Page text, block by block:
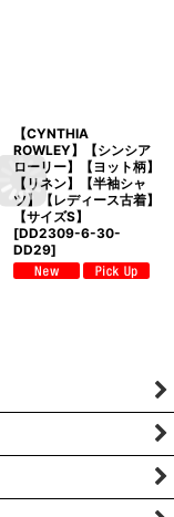
【CYNTHIA
ROWLEY】【シンシア
ローリー】【ヨット柄】
【リネン】【半袖シャ
ツ】【レディース古着】
【サイズS】
[DD2309-6-30-
DD29]